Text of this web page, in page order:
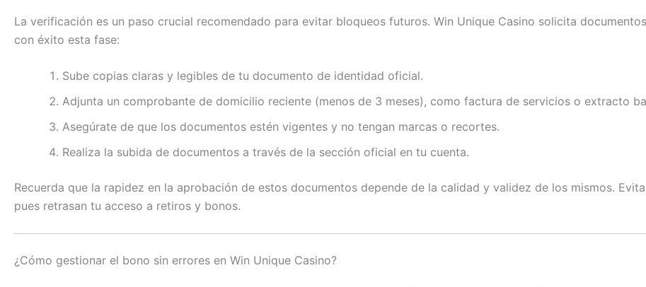
La verificación es un paso crucial recomendado para evitar bloqueos futuros. Win Unique Casino solicita
con éxito esta fase:
Sube copias claras y legibles de tu documento de identidad oficial.
Adjunta un comprobante de domicilio reciente (menos de 3 meses), como factura de servicios o extracto
Asegúrate de que los documentos estén vigentes y no tengan marcas o recortes.
Realiza la subida de documentos a través de la sección oficial en tu cuenta.
Recuerda que la rapidez en la aprobación de estos documentos depende de la calidad y validez de los mismos.
pues retrasan tu acceso a retiros y bonos.
¿Cómo gestionar el bono sin errores en Win Unique Casino?